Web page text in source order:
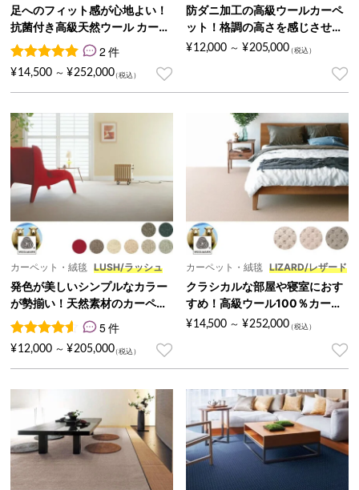
足へのフィット感が心地よい！
抗菌付き高級天然ウール カーペ
ット『YORKS/ヨークス』
2
件の利用者評価に基づく5段階評価のうち、
2 件
¥14,500 ～ ¥252,000
マル
防ダニ加工の高級ウールカーペ
ット！格調の高さを感じさせる
クラシカルな柄 『FORMAL/フ
¥12,000 ～ ¥205,000
カーペット・絨毯 LUSH/ラッシュ
発色が美しいシンプルなカラー
が勢揃い！天然素材のカーペッ
ト『LUSH/ラッシュ』
5
件の利用者評価に基づく5段階評価のうち、
5 件
¥12,000 ～ ¥205,000
カーペット・絨毯 LIZARD/レザード
クラシカルな部屋や寝室におす
すめ！高級ウール100％カーペ
ット『LIZARD/レザード』
¥14,500 ～ ¥252,000